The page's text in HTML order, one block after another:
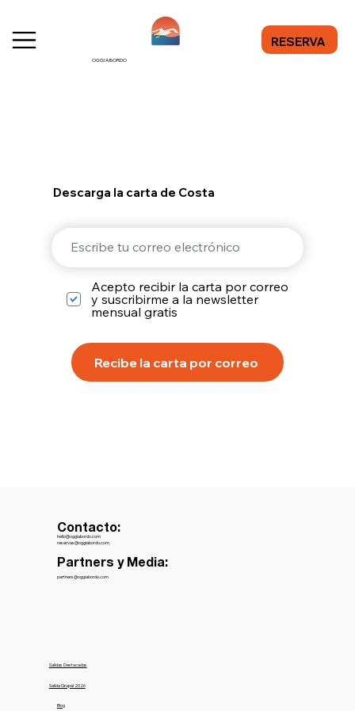
RESERVA
OGGI A BORDO
Descarga la carta de Costa
Acepto recibir la carta por correo
y suscribirme a la newsletter
mensual gratis
Recibe la carta por correo
Salidas Destacadas
Salida Grupal 2026
Blog
Contacto:
hello@oggiabordo.com
reservas@oggiabordo.com
Partners y Media:
partners@oggiabordo.com